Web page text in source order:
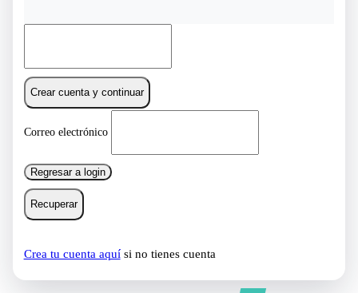
Crear cuenta y continuar
Correo electrónico
Regresar a login
Recuperar
Crea tu cuenta aquísi no tienes cuenta